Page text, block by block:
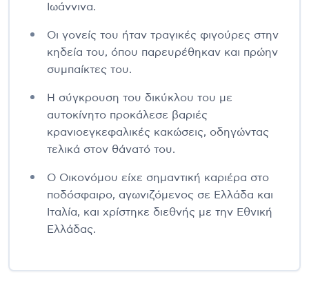
Ιωάννινα.
Οι γονείς του ήταν τραγικές φιγούρες στην
κηδεία του, όπου παρευρέθηκαν και πρώην
συμπαίκτες του.
Η σύγκρουση του δικύκλου του με
αυτοκίνητο προκάλεσε βαριές
κρανιοεγκεφαλικές κακώσεις, οδηγώντας
τελικά στον θάνατό του.
Ο Οικονόμου είχε σημαντική καριέρα στο
ποδόσφαιρο, αγωνιζόμενος σε Ελλάδα και
Ιταλία, και χρίστηκε διεθνής με την Εθνική
Ελλάδας.